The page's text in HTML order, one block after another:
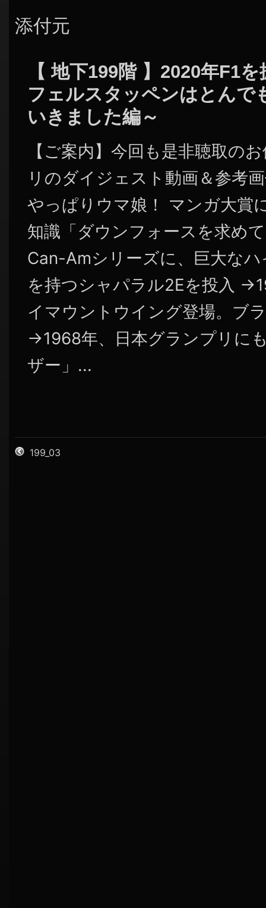
添付元
【 地下199階 】2020年F1
フェルスタッペンはとんで
いきました編～
【ご案内】今回も是非聴取の
リのダイジェスト動画＆参考
やっぱりウマ娘！ マンガ大賞
知識「ダウンフォースを求め
Can-Amシリーズに、巨大な
を持つシャパラル2Eを投入
イマウントウイング登場。ブ
→1968年、日本グランプリに
ザー」...
199_03